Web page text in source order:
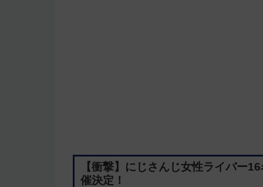
【衝撃】にじさんじ女性ライバー
催決定！